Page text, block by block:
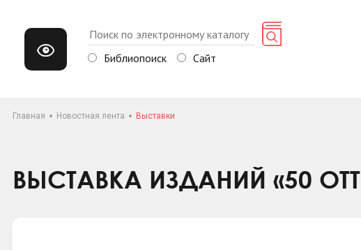
Библиопоиск Сайт
Главная Новостная лента Выставки
ВЫСТАВКА ИЗДАНИЙ «50